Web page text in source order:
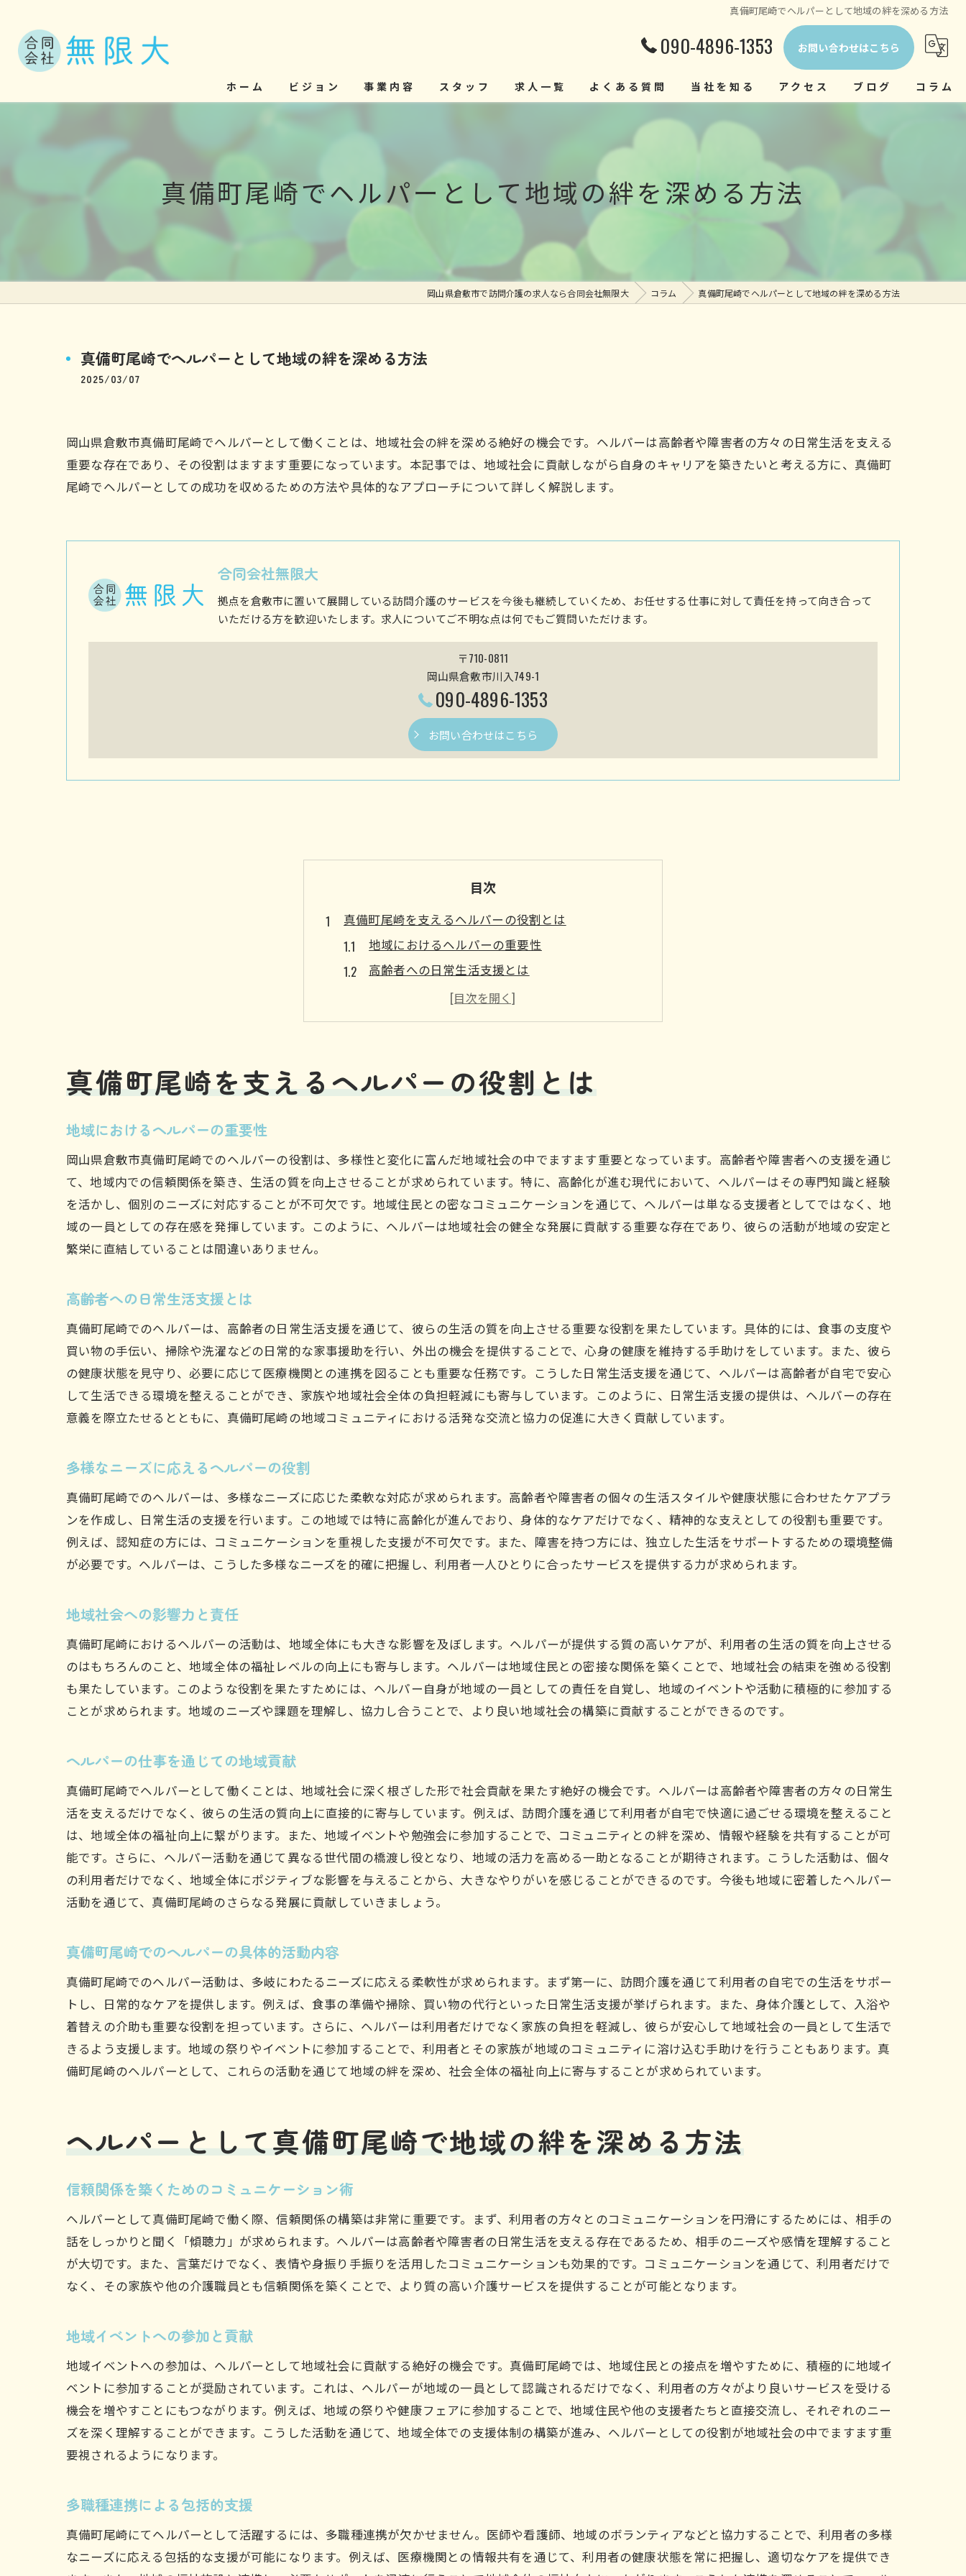
真備町尾崎でヘルパーとして地域の絆を深める方法
090-4896-1353 お問い合わせはこちら
ホーム ビジョン 事業内容 スタッフ 求人一覧 よくある質問 当社を知る
正社員
経験者
アクセス ブログ コラム
真備町尾崎でヘルパーとして地域の絆を深める方法
岡山県倉敷市で訪問介護の求人なら合同会社無限大 コラム 真備町尾崎でヘルパーとして地域の絆を深める方法
真備町尾崎でヘルパーとして地域の絆を深める方法
2025/03/07
岡山県倉敷市真備町尾崎でヘルパーとして働くことは、地域社会の絆を深める絶好の機会です。ヘルパーは高齢者や障害者の方々の日常生活を支える
重要な存在であり、その役割はますます重要になっています。本記事では、地域社会に貢献しながら自身のキャリアを築きたいと考える方に、真備町
尾崎でヘルパーとしての成功を収めるための方法や具体的なアプローチについて詳しく解説します。
合同会社無限大
拠点を倉敷市に置いて展開している訪問介護のサービスを今後も継続していくため、お任せする仕事に対して責任を持って向き合って
いただける方を歓迎いたします。求人についてご不明な点は何でもご質問いただけます。
〒710-0811
岡山県倉敷市川入749-1
090-4896-1353
お問い合わせはこちら
目次
真備町尾崎を支えるヘルパーの役割とは
地域におけるヘルパーの重要性
高齢者への日常生活支援とは
多様なニーズに応えるヘルパーの役割
地域社会への影響力と責任
真備町尾崎でのヘルパーの具体的活動内容
ヘルパーとして真備町尾崎で地域の絆を深める方法
多職種連携による包括的支援
地域住民との協力関係の構築
定期的なフィードバックと改善の重要性
資格とスキルの活用法
変化するニーズへの適応力
地域密着型支援の魅力
ヘルパーとしての自己成長機会
真備町尾崎での具体的な成功事例
地域のニーズを理解するためのステップ
キャリアアップのための研修と学習
地域リーダーとしての役割
真備町尾崎での特有のキャリアチャンス
地域の安心感を高める存在
高齢者のQOL向上への貢献
地域の課題解決に向けた取り組み
ヘルパーとしてのやりがいと真備町尾崎での働き方
多様な働き方が選べる職場環境
感謝される仕事のやりがい
柔軟なシフト制による働きやすさ
チームワークによる支援の質向上
地域密着型のヘルパーがもたらす安心感
地域住民との絆を深める活動
緊急時対応力の強化
地域特性に応じた柔軟な支援
地域資源を活用した支援方法
安心感をもたらす日々の信頼努力
ヘルパーとして真備町尾崎で成功するためのステップ
継続的なスキルアップの重要性
コミュニティとの連携を深める
成功事例から学ぶ実践的アプローチ
真備町尾崎を支えるヘルパーの役割とは
地域におけるヘルパーの重要性
岡山県倉敷市真備町尾崎でのヘルパーの役割は、多様性と変化に富んだ地域社会の中でますます重要となっています。高齢者や障害者への支援を通じ
て、地域内での信頼関係を築き、生活の質を向上させることが求められています。特に、高齢化が進む現代において、ヘルパーはその専門知識と経験
を活かし、個別のニーズに対応することが不可欠です。地域住民との密なコミュニケーションを通じて、ヘルパーは単なる支援者としてではなく、地
域の一員としての存在感を発揮しています。このように、ヘルパーは地域社会の健全な発展に貢献する重要な存在であり、彼らの活動が地域の安定と
繁栄に直結していることは間違いありません。
高齢者への日常生活支援とは
真備町尾崎でのヘルパーは、高齢者の日常生活支援を通じて、彼らの生活の質を向上させる重要な役割を果たしています。具体的には、食事の支度や
買い物の手伝い、掃除や洗濯などの日常的な家事援助を行い、外出の機会を提供することで、心身の健康を維持する手助けをしています。また、彼ら
の健康状態を見守り、必要に応じて医療機関との連携を図ることも重要な任務です。こうした日常生活支援を通じて、ヘルパーは高齢者が自宅で安心
して生活できる環境を整えることができ、家族や地域社会全体の負担軽減にも寄与しています。このように、日常生活支援の提供は、ヘルパーの存在
意義を際立たせるとともに、真備町尾崎の地域コミュニティにおける活発な交流と協力の促進に大きく貢献しています。
多様なニーズに応えるヘルパーの役割
真備町尾崎でのヘルパーは、多様なニーズに応じた柔軟な対応が求められます。高齢者や障害者の個々の生活スタイルや健康状態に合わせたケアプラ
ンを作成し、日常生活の支援を行います。この地域では特に高齢化が進んでおり、身体的なケアだけでなく、精神的な支えとしての役割も重要です。
例えば、認知症の方には、コミュニケーションを重視した支援が不可欠です。また、障害を持つ方には、独立した生活をサポートするための環境整備
が必要です。ヘルパーは、こうした多様なニーズを的確に把握し、利用者一人ひとりに合ったサービスを提供する力が求められます。
地域社会への影響力と責任
真備町尾崎におけるヘルパーの活動は、地域全体にも大きな影響を及ぼします。ヘルパーが提供する質の高いケアが、利用者の生活の質を向上させる
のはもちろんのこと、地域全体の福祉レベルの向上にも寄与します。ヘルパーは地域住民との密接な関係を築くことで、地域社会の結束を強める役割
も果たしています。このような役割を果たすためには、ヘルパー自身が地域の一員としての責任を自覚し、地域のイベントや活動に積極的に参加する
ことが求められます。地域のニーズや課題を理解し、協力し合うことで、より良い地域社会の構築に貢献することができるのです。
ヘルパーの仕事を通じての地域貢献
真備町尾崎でヘルパーとして働くことは、地域社会に深く根ざした形で社会貢献を果たす絶好の機会です。ヘルパーは高齢者や障害者の方々の日常生
活を支えるだけでなく、彼らの生活の質向上に直接的に寄与しています。例えば、訪問介護を通じて利用者が自宅で快適に過ごせる環境を整えること
は、地域全体の福祉向上に繋がります。また、地域イベントや勉強会に参加することで、コミュニティとの絆を深め、情報や経験を共有することが可
能です。さらに、ヘルパー活動を通じて異なる世代間の橋渡し役となり、地域の活力を高める一助となることが期待されます。こうした活動は、個々
の利用者だけでなく、地域全体にポジティブな影響を与えることから、大きなやりがいを感じることができるのです。今後も地域に密着したヘルパー
活動を通じて、真備町尾崎のさらなる発展に貢献していきましょう。
真備町尾崎でのヘルパーの具体的活動内容
真備町尾崎でのヘルパー活動は、多岐にわたるニーズに応える柔軟性が求められます。まず第一に、訪問介護を通じて利用者の自宅での生活をサポー
トし、日常的なケアを提供します。例えば、食事の準備や掃除、買い物の代行といった日常生活支援が挙げられます。また、身体介護として、入浴や
着替えの介助も重要な役割を担っています。さらに、ヘルパーは利用者だけでなく家族の負担を軽減し、彼らが安心して地域社会の一員として生活で
きるよう支援します。地域の祭りやイベントに参加することで、利用者とその家族が地域のコミュニティに溶け込む手助けを行うこともあります。真
備町尾崎のヘルパーとして、これらの活動を通じて地域の絆を深め、社会全体の福祉向上に寄与することが求められています。
ヘルパーとして真備町尾崎で地域の絆を深める方法
信頼関係を築くためのコミュニケーション術
ヘルパーとして真備町尾崎で働く際、信頼関係の構築は非常に重要です。まず、利用者の方々とのコミュニケーションを円滑にするためには、相手の
話をしっかりと聞く「傾聴力」が求められます。ヘルパーは高齢者や障害者の日常生活を支える存在であるため、相手のニーズや感情を理解すること
が大切です。また、言葉だけでなく、表情や身振り手振りを活用したコミュニケーションも効果的です。コミュニケーションを通じて、利用者だけで
なく、その家族や他の介護職員とも信頼関係を築くことで、より質の高い介護サービスを提供することが可能となります。
地域イベントへの参加と貢献
地域イベントへの参加は、ヘルパーとして地域社会に貢献する絶好の機会です。真備町尾崎では、地域住民との接点を増やすために、積極的に地域イ
ベントに参加することが奨励されています。これは、ヘルパーが地域の一員として認識されるだけでなく、利用者の方々がより良いサービスを受ける
機会を増やすことにもつながります。例えば、地域の祭りや健康フェアに参加することで、地域住民や他の支援者たちと直接交流し、それぞれのニー
ズを深く理解することができます。こうした活動を通じて、地域全体での支援体制の構築が進み、ヘルパーとしての役割が地域社会の中でますます重
要視されるようになります。
多職種連携による包括的支援
真備町尾崎にてヘルパーとして活躍するには、多職種連携が欠かせません。医師や看護師、地域のボランティアなどと協力することで、利用者の多様
なニーズに応える包括的な支援が可能になります。例えば、医療機関との情報共有を通じて、利用者の健康状態を常に把握し、適切なケアを提供でき